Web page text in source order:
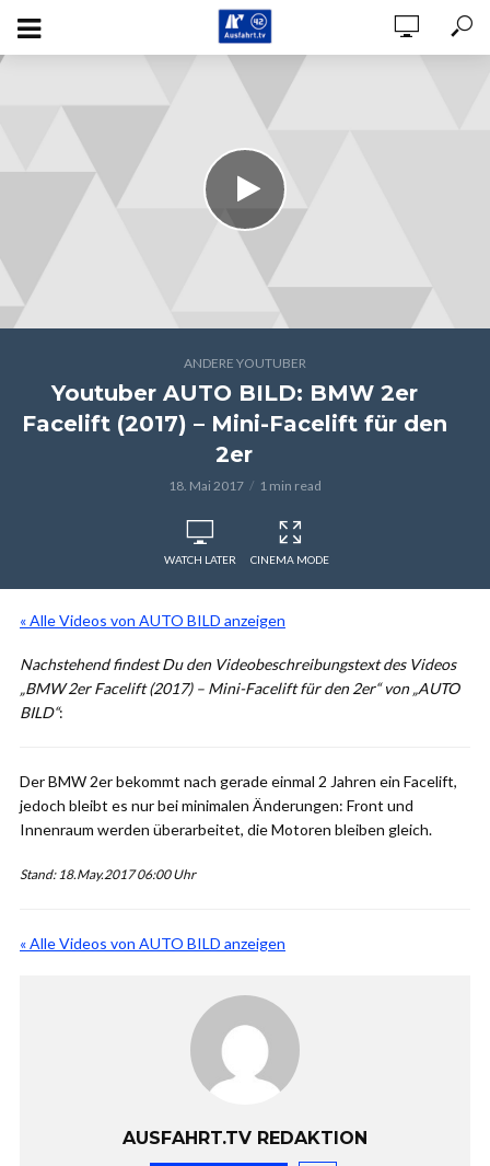
ANDERE YOUTUBER
Youtuber AUTO BILD: BMW 2er
Facelift (2017) – Mini-Facelift für den
2er
18. Mai 2017 1 min read
WATCH LATER CINEMA MODE
« Alle Videos von AUTO BILD anzeigen
Nachstehend findest Du den Videobeschreibungstext des Videos
„BMW 2er Facelift (2017) – Mini-Facelift für den 2er“ von „AUTO
BILD“:
Der BMW 2er bekommt nach gerade einmal 2 Jahren ein Facelift,
jedoch bleibt es nur bei minimalen Änderungen: Front und
Innenraum werden überarbeitet, die Motoren bleiben gleich.
Stand: 18.May.2017 06:00 Uhr
« Alle Videos von AUTO BILD anzeigen
AUSFAHRT.TV REDAKTION